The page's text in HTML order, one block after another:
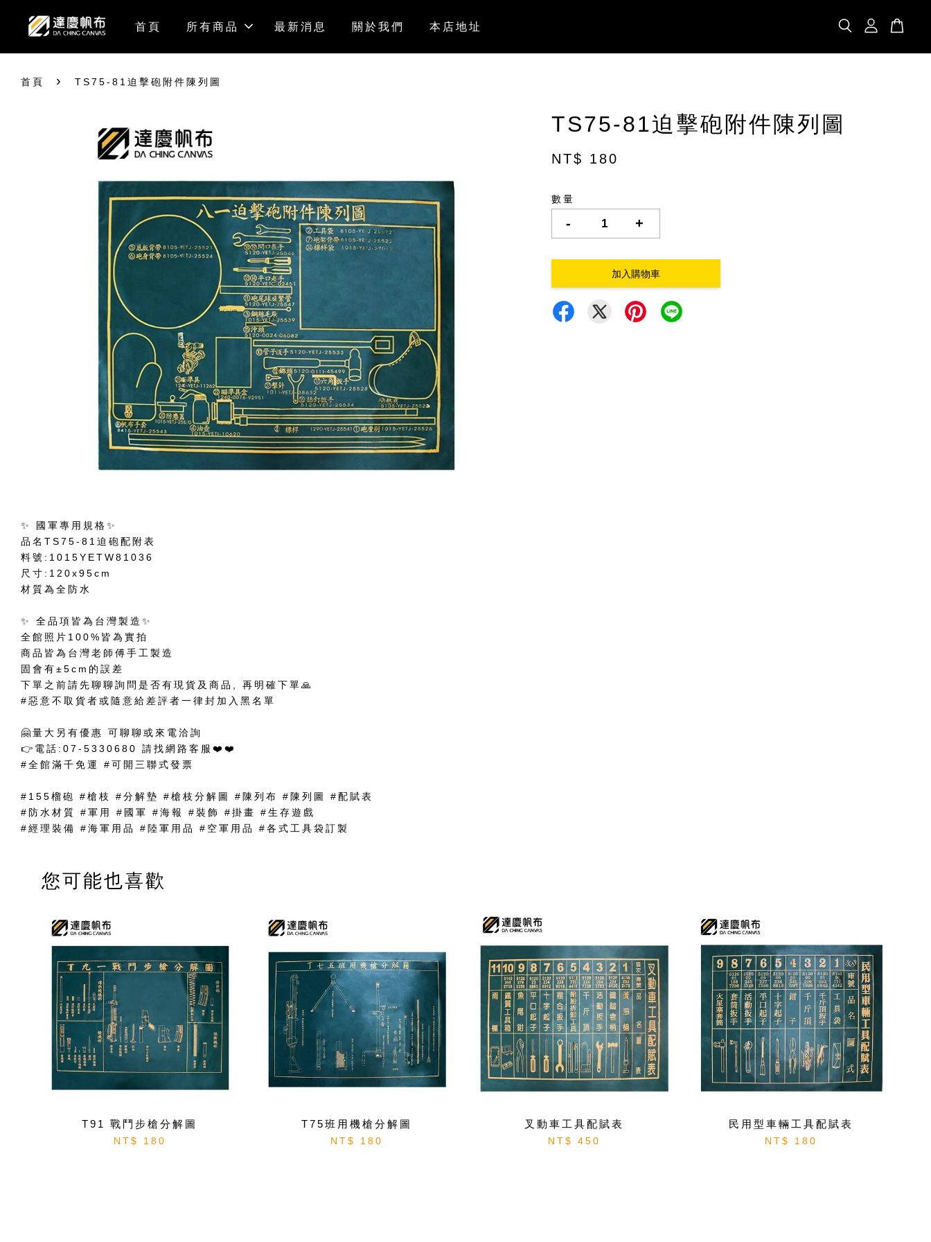
首頁 所有商品 最新消息 關於我們 本店地址
首頁 › TS75-81迫擊砲附件陳列圖
TS75-81迫擊砲附件陳列圖
NT$ 180
數量
- +
加入購物車
✨ 國軍專用規格✨
品名TS75-81迫砲配附表
料號:1015YETW81036
尺寸:120x95cm
材質為全防水
✨ 全品項皆為台灣製造✨
全館照片100%皆為實拍
商品皆為台灣老師傅手工製造
固會有±5cm的誤差
下單之前請先聊聊詢問是否有現貨及商品, 再明確下單🙏
#惡意不取貨者或隨意給差評者一律封加入黑名單
🤗量大另有優惠 可聊聊或來電洽詢
👉電話:07-5330680 請找網路客服❤️❤️
#全館滿千免運 #可開三聯式發票
#155榴砲 #槍枝 #分解墊 #槍枝分解圖 #陳列布 #陳列圖 #配賦表
#防水材質 #軍用 #國軍 #海報 #裝飾 #掛畫 #生存遊戲
#經理裝備 #海軍用品 #陸軍用品 #空軍用品 #各式工具袋訂製
您可能也喜歡
T91 戰鬥步槍分解圖
NT$ 180
T75班用機槍分解圖
NT$ 180
叉動車工具配賦表
NT$ 450
民用型車輛工具配賦表
NT$ 180